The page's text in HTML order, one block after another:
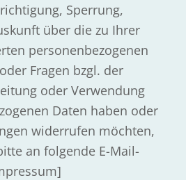
Sperrung,
über die zu Ihrer
personenbezogenen
Fragen bzgl. der
oder Verwendung
Daten haben oder
widerrufen möchten,
an folgende E-Mail-